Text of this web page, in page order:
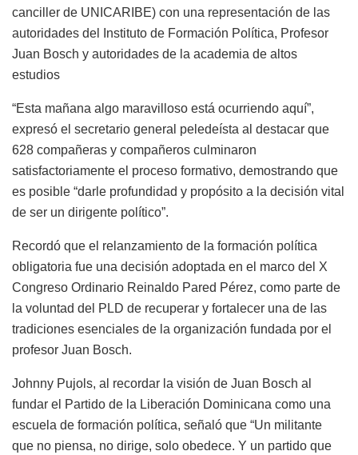
canciller de UNICARIBE) con una representación de las
autoridades del Instituto de Formación Política, Profesor
Juan Bosch y autoridades de la academia de altos
estudios
“Esta mañana algo maravilloso está ocurriendo aquí”,
expresó el secretario general peledeísta al destacar que
628 compañeras y compañeros culminaron
satisfactoriamente el proceso formativo, demostrando que
es posible “darle profundidad y propósito a la decisión vital
de ser un dirigente político”.
Recordó que el relanzamiento de la formación política
obligatoria fue una decisión adoptada en el marco del X
Congreso Ordinario Reinaldo Pared Pérez, como parte de
la voluntad del PLD de recuperar y fortalecer una de las
tradiciones esenciales de la organización fundada por el
profesor Juan Bosch.
Johnny Pujols, al recordar la visión de Juan Bosch al
fundar el Partido de la Liberación Dominicana como una
escuela de formación política, señaló que “Un militante
que no piensa, no dirige, solo obedece. Y un partido que